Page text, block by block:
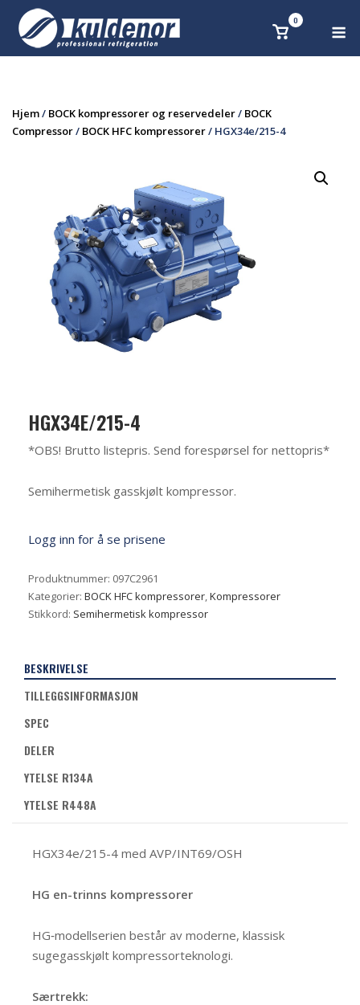
content
Se 0
Hjem/ BOCK kompressorer og reservedeler/ BOCK
Compressor/ BOCK HFC kompressorer/ HGX34e/215-4
HGX34E/215-4
*OBS! Brutto listepris. Send forespørsel for nettopris*
Semihermetisk gasskjølt kompressor.
Logg inn for å se prisene
Produktnummer: 097C2961
Kategorier: BOCK HFC kompressorer,Kompressorer
Stikkord: Semihermetisk kompressor
BESKRIVELSE
TILLEGGSINFORMASJON
SPEC
DELER
YTELSE R134A
YTELSE R448A
HGX34e/215-4 med AVP/INT69/OSH
HG en-trinns kompressorer
HG‑modellserien består av moderne, klassisk
sugegasskjølt kompressorteknologi.
Særtrekk: